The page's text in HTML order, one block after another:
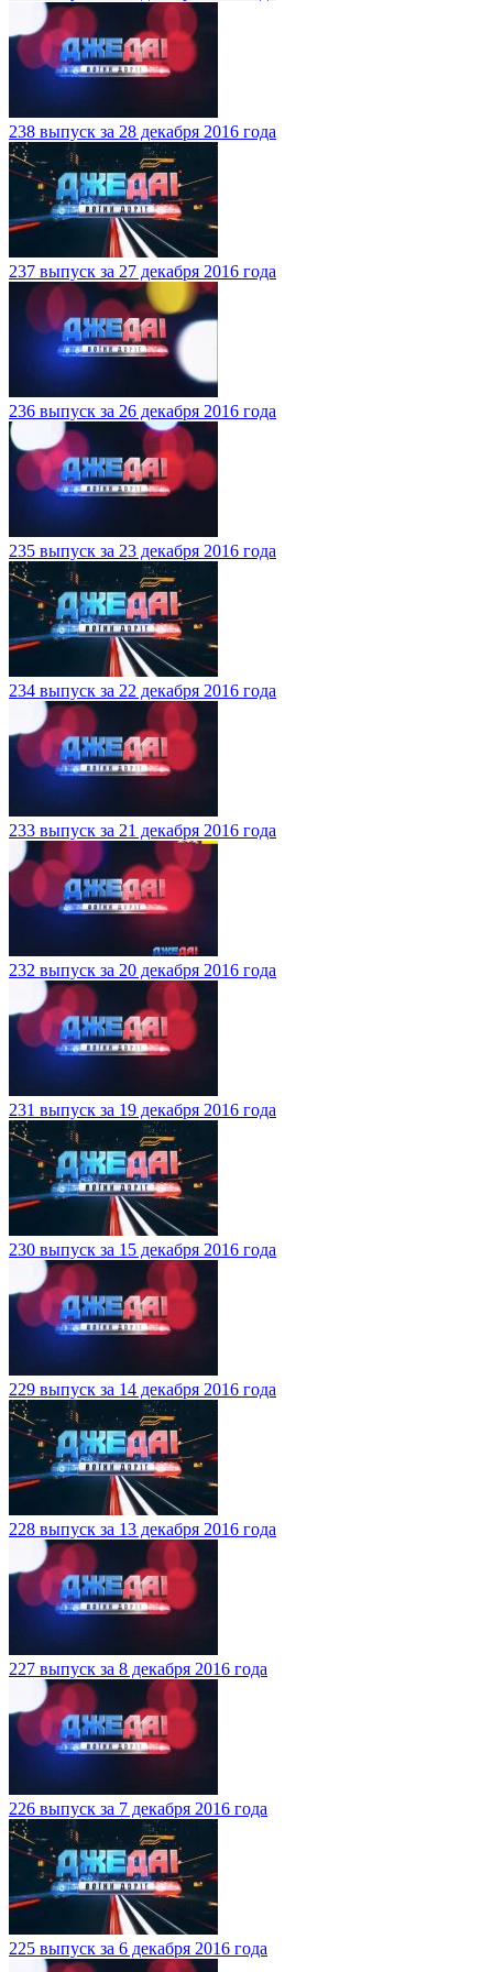
238 выпуск за 28 декабря 2016 года
237 выпуск за 27 декабря 2016 года
236 выпуск за 26 декабря 2016 года
235 выпуск за 23 декабря 2016 года
234 выпуск за 22 декабря 2016 года
233 выпуск за 21 декабря 2016 года
232 выпуск за 20 декабря 2016 года
231 выпуск за 19 декабря 2016 года
230 выпуск за 15 декабря 2016 года
229 выпуск за 14 декабря 2016 года
228 выпуск за 13 декабря 2016 года
227 выпуск за 8 декабря 2016 года
226 выпуск за 7 декабря 2016 года
225 выпуск за 6 декабря 2016 года